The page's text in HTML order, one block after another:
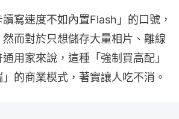
寫速度不如內置Flash」的口號，
而對於只想儲存大量相片、離線
用家來說，這種「強制買高配」
的商業模式，著實讓人吃不消。